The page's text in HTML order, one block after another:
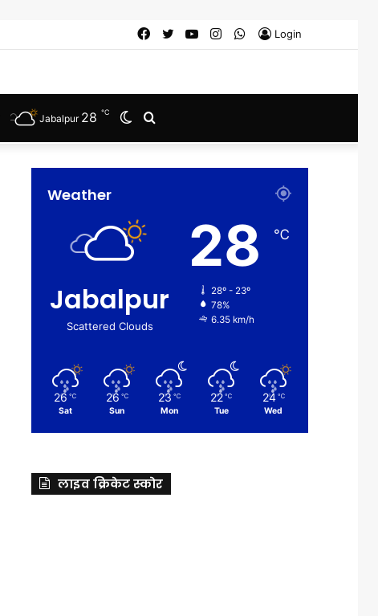
Login
WhatsApp
Instagram
YouTube
Twitter
Facebook
for
Switch
skin
Jabalpur 28 ℃
Weather
Jabalpur
Scattered Clouds
28 ℃
28º - 23º
78%
6.35 km/h
26 ℃
Sat
26 ℃
Sun
23 ℃
Mon
22 ℃
Tue
24 ℃
Wed
लाइव क्रिकेट स्कोर